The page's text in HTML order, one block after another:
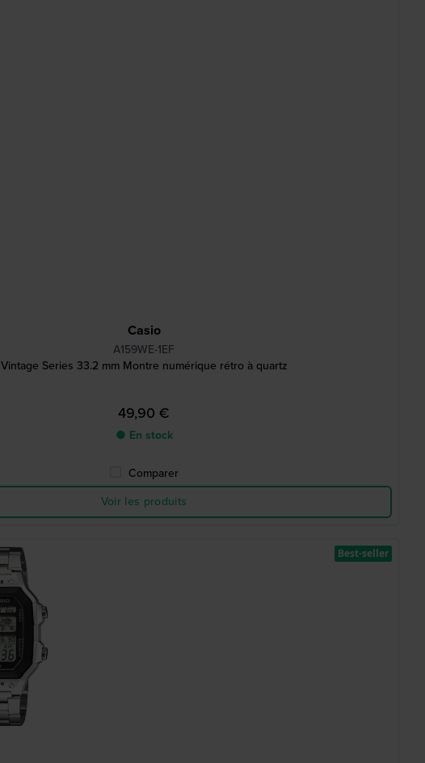
Casio
A159WE-1EF
Vintage Series 33.2 mm Montre numérique rétro à quartz
49,90 €
● En stock
Comparer
Voir les produits
Best-seller